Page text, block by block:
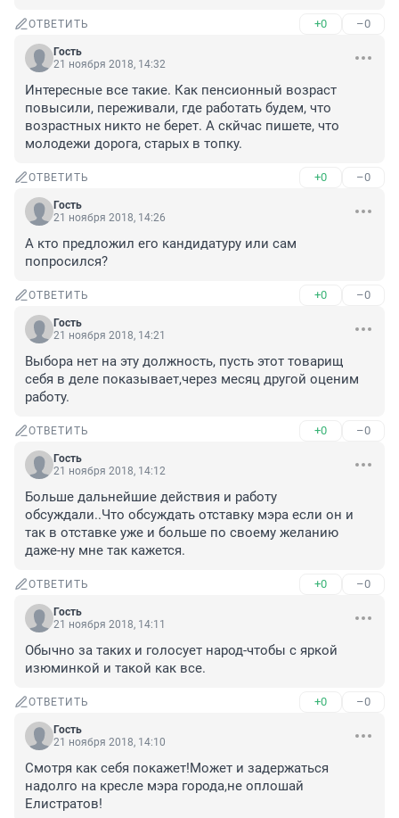
ОТВЕТИТЬ +0 –0
Гость
21 ноября 2018, 14:32
Интересные все такие. Как пенсионный возраст
повысили, переживали, где работать будем, что
возрастных никто не берет. А скйчас пишете, что
молодежи дорога, старых в топку.
ОТВЕТИТЬ +0 –0
Гость
21 ноября 2018, 14:26
А кто предложил его кандидатуру или сам
попросился?
ОТВЕТИТЬ +0 –0
Гость
21 ноября 2018, 14:21
Выбора нет на эту должность, пусть этот товарищ
себя в деле показывает,через месяц другой оценим
работу.
ОТВЕТИТЬ +0 –0
Гость
21 ноября 2018, 14:12
Больше дальнейшие действия и работу
обсуждали..Что обсуждать отставку мэра если он и
так в отставке уже и больше по своему желанию
даже-ну мне так кажется.
ОТВЕТИТЬ +0 –0
Гость
21 ноября 2018, 14:11
Обычно за таких и голосует народ-чтобы с яркой
изюминкой и такой как все.
ОТВЕТИТЬ +0 –0
Гость
21 ноября 2018, 14:10
Смотря как себя покажет!Может и задержаться
надолго на кресле мэра города,не оплошай
Елистратов!